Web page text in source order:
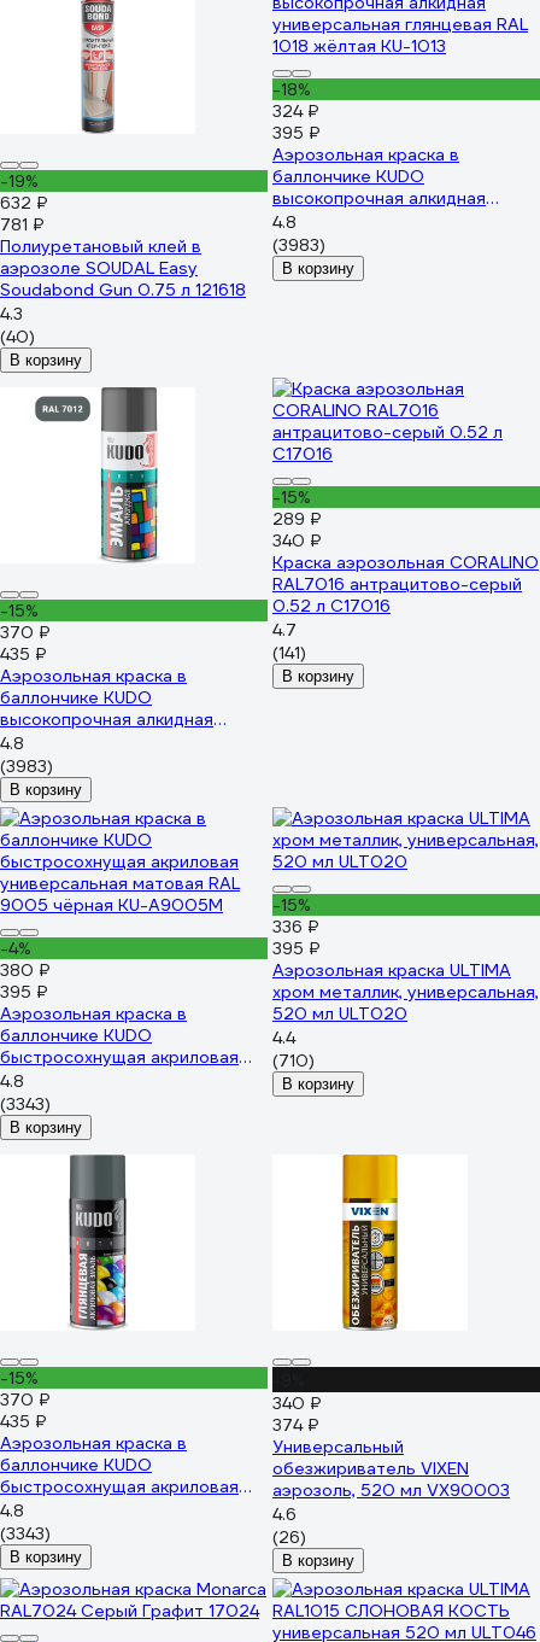
-19%
632 ₽
781 ₽
Полиуретановый клей в
аэрозоле SOUDAL Easy
Soudabond Gun 0.75 л 121618
4.3
(40)
В корзину
-18%
324 ₽
395 ₽
Аэрозольная краска в
баллончике KUDO
высокопрочная алкидная
универсальная глянцевая RAL
1018 жёлтая KU-1013
4.8
(3983)
В корзину
-15%
370 ₽
435 ₽
Аэрозольная краска в
баллончике KUDO
высокопрочная алкидная
универсальная глянцевая RAL
7012 тёмно-серая KU-1016
4.8
(3983)
В корзину
-15%
289 ₽
340 ₽
Краска аэрозольная CORALINO
RAL7016 антрацитово-серый
0.52 л C17016
4.7
(141)
В корзину
-4%
380 ₽
395 ₽
Аэрозольная краска в
баллончике KUDO
быстросохнущая акриловая
универсальная матовая RAL
9005 чёрная KU-A9005M
4.8
(3343)
В корзину
-15%
336 ₽
395 ₽
Аэрозольная краска ULTIMA
хром металлик, универсальная,
520 мл ULT020
4.4
(710)
В корзину
-15%
370 ₽
435 ₽
Аэрозольная краска в
баллончике KUDO
быстросохнущая акриловая
универсальная глянцевая RAL
7012 тёмно-серая KU-A7012
4.8
(3343)
В корзину
340 ₽
374 ₽
Универсальный
обезжириватель VIXEN
аэрозоль, 520 мл VX90003
4.6
(26)
В корзину